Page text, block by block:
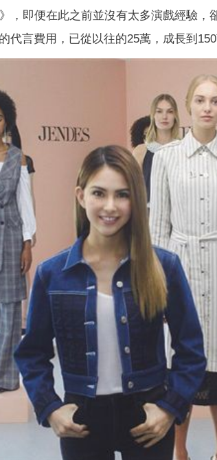
，即便在此之前並沒有太多演戲經驗，
代言費用，已從以往的25萬，成長到